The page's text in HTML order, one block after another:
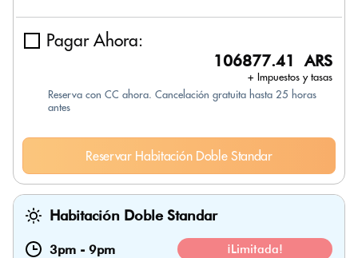
Pagar Ahora:
106877.41 ARS
+ Impuestos y tasas
Reserva con CC ahora. Cancelación gratuita hasta 25 horas
antes
Reservar Habitación Doble Standar
Habitación Doble Standar
3pm - 9pm ¡Limitada!